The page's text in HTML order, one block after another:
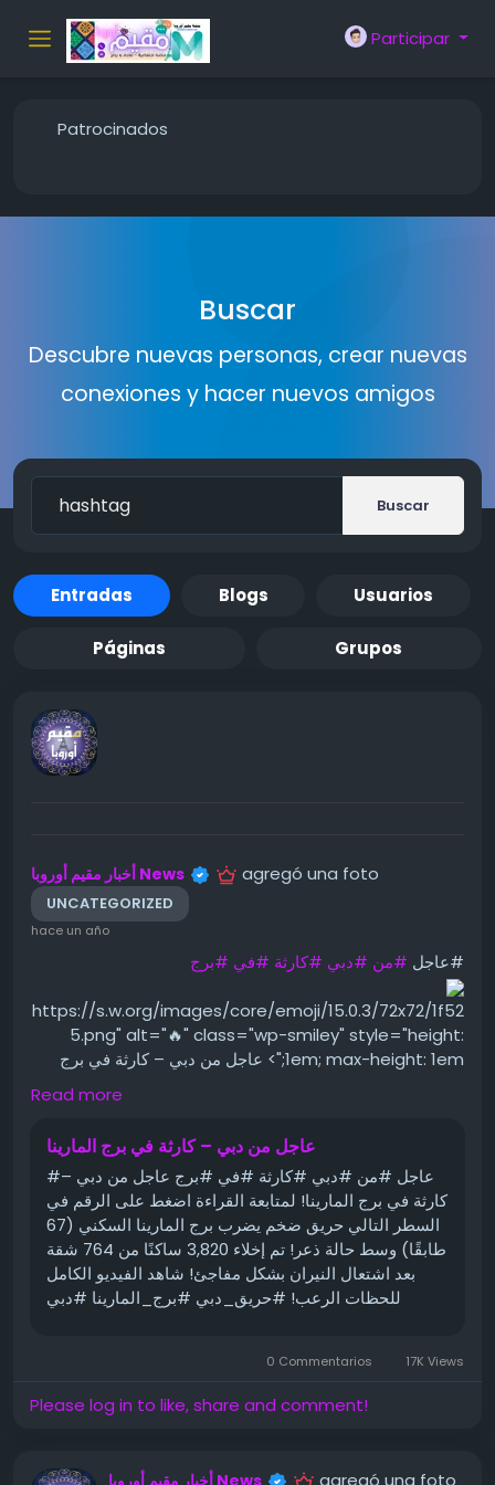
Participar
Patrocinados
Buscar
Descubre nuevas personas, crear nuevas
conexiones y hacer nuevos amigos
Buscar
Entradas Blogs Usuarios
Páginas Grupos
أخبار مقيم أوروبا News agregó una foto
UNCATEGORIZED
hace un año
#عاجل #من #دبي #كارثة #في #برج
https://s.w.org/images/core/emoji/15.0.3/72x72/1f52
5.png" alt="🔥" class="wp-smiley" style="height:
1em; max-height: 1em;"> عاجل من دبي – كارثة في برج
حريق ضخم يضرب برج المارينا السكني (67 طابقًا) وسط حالة
ذعر!
https://s.w.org/images/core/emoji/15.0.3/72x72/1f6a
8.png" alt="🚨" class="wp-smiley" style="height:
1em; max-height: 1em;"> تم إخلاء 3,820 ساكنًا من 764
شقة بعد اشتعال النيران بشكل مفاجئ!
https://s.w.org/images/core/emoji/15.0.3/72x72/1f4f
9.png" alt="📹" class="wp-smiley" style="height:
1em; max-height: 1em;"> شاهد الفيديو الكامل للحظات
Read more
عاجل من دبي – كارثة في برج المارينا
#عاجل #من #دبي #كارثة #في #برج عاجل من دبي –
كارثة في برج المارينا! لمتابعة القراءة اضغط على الرقم في
السطر التالي حريق ضخم يضرب برج المارينا السكني (67
طابقًا) وسط حالة ذعر! تم إخلاء 3,820 ساكنًا من 764 شقة
بعد اشتعال النيران بشكل مفاجئ! شاهد الفيديو الكامل
للحظات الرعب! #حريق_دبي #برج_المارينا #دبي
0 Commentarios 17K Views
Please log in to like, share and comment!
agregó una foto